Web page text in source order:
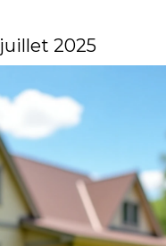
2025